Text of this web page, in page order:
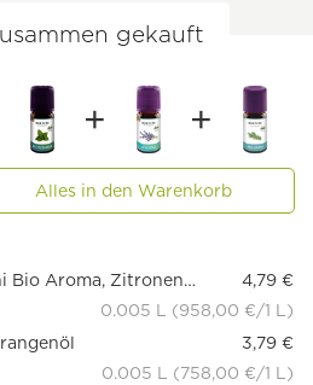
gekauft
Alles in den Warenkorb
Dieser Artikel: Baldini Bio Aroma, Zitronenöl
4,79 €
0.005 L (958,00 €/1 L)
3,79 €
0.005 L (758,00 €/1 L)